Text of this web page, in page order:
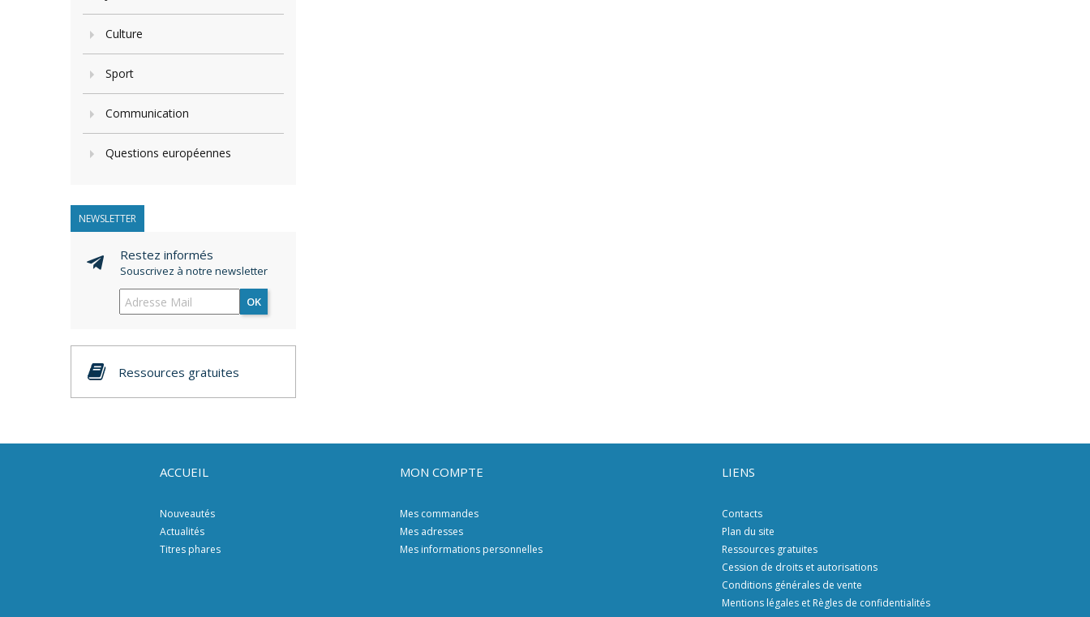
Culture
Sport
Communication
Questions européennes
NEWSLETTER
Restez informés
Souscrivez à notre newsletter
OK
Ressources gratuites
ACCUEIL
Nouveautés
Actualités
Titres phares
MON COMPTE
Mes commandes
Mes adresses
Mes informations personnelles
LIENS
Contacts
Plan du site
Ressources gratuites
Cession de droits et autorisations
Conditions générales de vente
Mentions légales et Règles de confidentialités